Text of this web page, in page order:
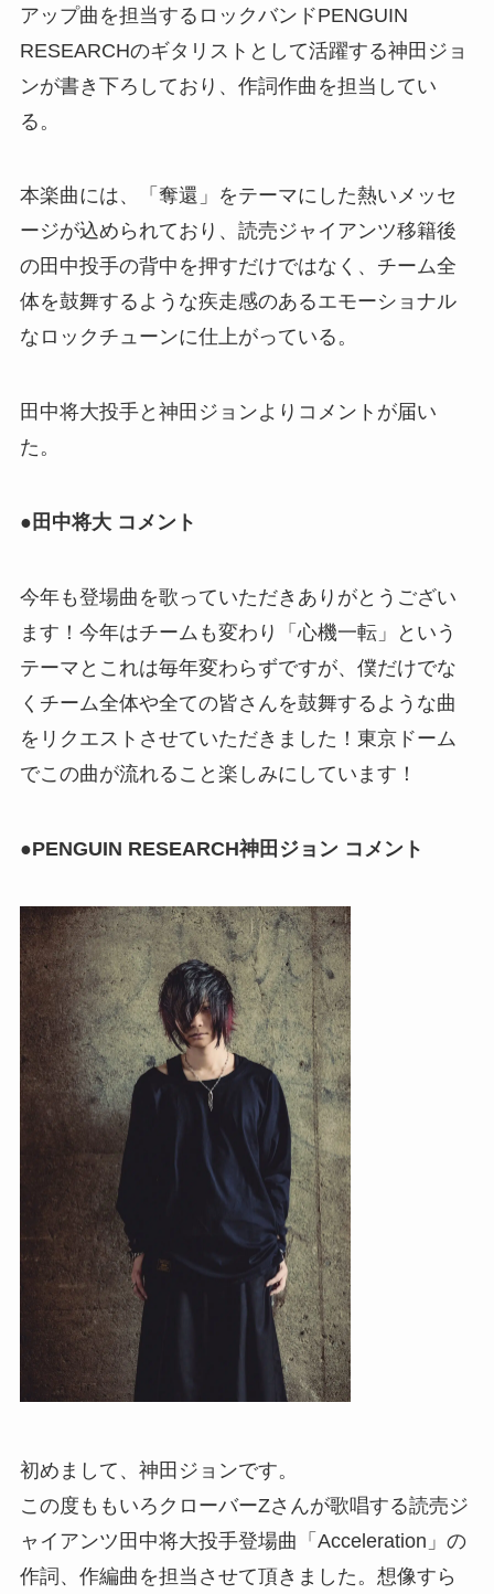
アップ曲を担当するロックバンドPENGUIN
RESEARCHのギタリストとして活躍する神田ジョ
ンが書き下ろしており、作詞作曲を担当してい
る。
本楽曲には、「奪還」をテーマにした熱いメッセ
ージが込められており、読売ジャイアンツ移籍後
の田中投手の背中を押すだけではなく、チーム全
体を鼓舞するような疾走感のあるエモーショナル
なロックチューンに仕上がっている。
田中将大投手と神田ジョンよりコメントが届い
た。
●田中将大 コメント
今年も登場曲を歌っていただきありがとうござい
ます！今年はチームも変わり「心機一転」という
テーマとこれは毎年変わらずですが、僕だけでな
くチーム全体や全ての皆さんを鼓舞するような曲
をリクエストさせていただきました！東京ドーム
でこの曲が流れること楽しみにしています！
●PENGUIN RESEARCH神田ジョン コメント
初めまして、神田ジョンです。
この度ももいろクローバーZさんが歌唱する読売ジ
ャイアンツ田中将大投手登場曲「Acceleration」の
作詞、作編曲を担当させて頂きました。想像すら